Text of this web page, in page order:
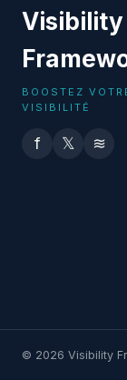
Visibility
BOOSTEZ
VISIBILITÉ
f 𝕏 ≋
© 2026 Visibility